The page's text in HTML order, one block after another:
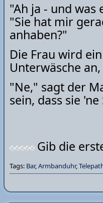
"Ah ja - und was
"Sie hat mir
anhaben?"
Die Frau wird
Unterwäsche
"Ne," sagt der
sein, dass sie
Gib die
Tags: Bar,Armbanduhr,